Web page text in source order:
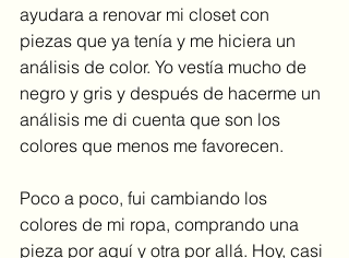
ayudara a renovar mi closet con
piezas que ya tenía y me hiciera un
análisis de color. Yo vestía mucho de
negro y gris y después de hacerme un
análisis me di cuenta que son los
colores que menos me favorecen.
Poco a poco, fui cambiando los
colores de mi ropa, comprando una
pieza por aquí y otra por allá. Hoy, casi